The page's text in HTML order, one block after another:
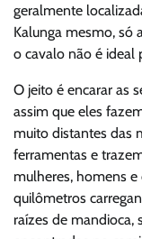
geralmente
Kalunga mesmo, só
o cavalo não é ideal
O jeito é encarar as
assim que eles
muito distantes das
ferramentas e
mulheres, homens
quilômetros
raízes de mandioca,